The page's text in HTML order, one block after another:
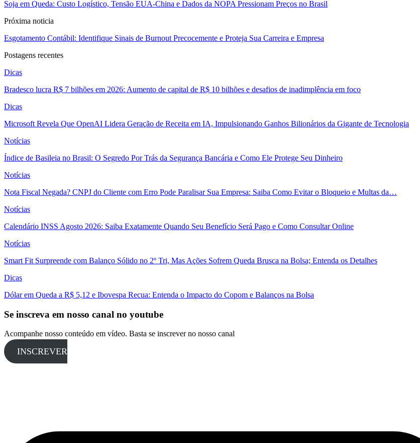
Soja em Queda: Custo Logístico, Tensão EUA-China e Dados da NOPA Pressionam Preços no Brasil
Próxima noticia
Esgotamento Contábil: Identifique Sinais de Burnout Precocemente e Proteja Sua Carreira e Empresa
Postagens recentes
Dicas
Bradesco lucra R$ 7 bilhões em 2026: Aumento de capital de R$ 10 bilhões e desafios de inadimplência em foco
Dicas
Microsoft Revela Que OpenAI Lidera Geração de Receita em IA, Impulsionando Ganhos Bilionários da Gigante de Tecnologia
Notícias
Índice de Basileia no Brasil: O Segredo Por Trás da Segurança Bancária e Como Ele Protege Seu Dinheiro
Notícias
Nota Fiscal Negada? CNPJ do Cliente com Erro Pode Paralisar Sua Empresa: Saiba Como Evitar o Bloqueio e Multas da…
Notícias
Calendário INSS Agosto 2026: Saiba Exatamente Quando Seu Benefício Será Pago e Como Consultar Online
Notícias
Smart Fit Surpreende com Balanço Sólido no 2º Tri, Mas Ações Sofrem Queda Brusca na Bolsa; Entenda os Detalhes
Dicas
Dólar em Queda a R$ 5,12 e Ibovespa Recua: Entenda o Impacto do Copom e Balanços na Bolsa
Se inscreva em nosso canal no youtube
Acompanhe nosso conteúdo em vídeo. Basta se inscrever no nosso canal
INSCREVER